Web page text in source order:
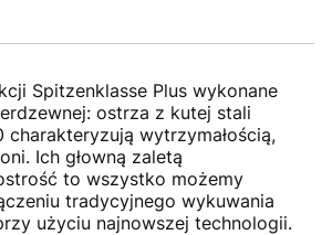
Spitzenklasse Plus wykonane
ostrza z kutej stali
charakteryzują wytrzymałością,
Ich głowną zaletą
to wszystko możemy
tradycyjnego wykuwania
użyciu najnowszej technologii.